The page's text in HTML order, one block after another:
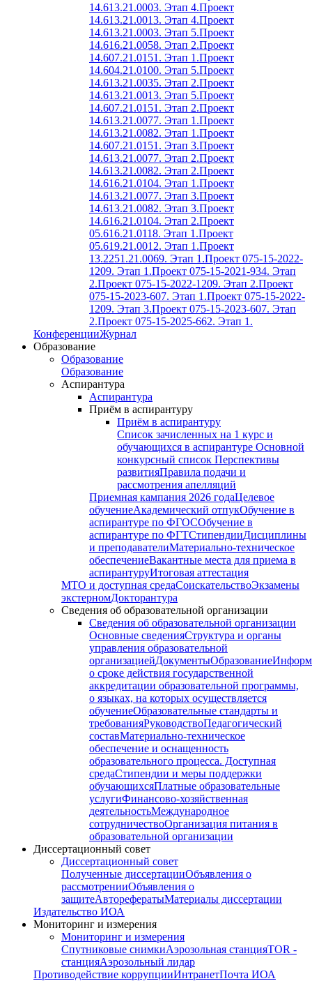
14.613.21.0003. Этап 4.Проект
14.613.21.0013. Этап 4.Проект
14.613.21.0003. Этап 5.Проект
14.616.21.0058. Этап 2.Проект
14.607.21.0151. Этап 1.Проект
14.604.21.0100. Этап 5.Проект
14.613.21.0035. Этап 2.Проект
14.613.21.0013. Этап 5.Проект
14.607.21.0151. Этап 2.Проект
14.613.21.0077. Этап 1.Проект
14.613.21.0082. Этап 1.Проект
14.607.21.0151. Этап 3.Проект
14.613.21.0077. Этап 2.Проект
14.613.21.0082. Этап 2.Проект
14.616.21.0104. Этап 1.Проект
14.613.21.0077. Этап 3.Проект
14.613.21.0082. Этап 3.Проект
14.616.21.0104. Этап 2.Проект
05.616.21.0118. Этап 1.Проект
05.619.21.0012. Этап 1.Проект
13.2251.21.0069. Этап 1.Проект 075-15-2022-
1209. Этап 1.Проект 075-15-2021-934. Этап
2.Проект 075-15-2022-1209. Этап 2.Проект
075-15-2023-607. Этап 1.Проект 075-15-2022-
1209. Этап 3.Проект 075-15-2023-607. Этап
2.Проект 075-15-2025-662. Этап 1.
КонференцииЖурнал
Образование
Образование
Образование
Аспирантура
Аспирантура
Приём в аспирантуру
Приём в аспирантуру
Список зачисленных на 1 курс и
обучающихся в аспирантуре Основной
конкурсный список Перспективы
развитияПравила подачи и
рассмотрения апелляций
Приемная кампания 2026 годаЦелевое
обучениеАкадемический отпукОбучение в
аспирантуре по ФГОСОбучение в
аспирантуре по ФГТСтипендииДисциплины
и преподавателиМатериально-техническое
обеспечениеВакантные места для приема в
аспирантуруИтоговая аттестация
МТО и доступная средаСоискательствоЭкзамены
экстерномДокторантура
Сведения об образовательной организации
Сведения об образовательной организации
Основные сведенияСтруктура и органы
управления образовательной
организациейДокументыОбразование
о сроке действия государственной
аккредитации образовательной программы,
о языках, на которых осуществляется
обучениеОбразовательные стандарты и
требованияРуководствоПедагогический
составМатериально-техническое
обеспечение и оснащенность
образовательного процесса. Доступная
средаСтипендии и меры поддержки
обучающихсяПлатные образовательные
услугиФинансово-хозяйственная
деятельностьМеждународное
сотрудничествоОрганизация питания в
образовательной организации
Диссертационный совет
Диссертационный совет
Полученные диссертацииОбъявления о
рассмотренииОбъявления о
защитеАвторефератыМатериалы диссертации
Издательство ИОА
Мониторинг и измерения
Мониторинг и измерения
Спутниковые снимкиАэрозольная станцияTOR -
станцияАэрозольный лидар
Противодействие коррупцииИнтранетПочта ИОА